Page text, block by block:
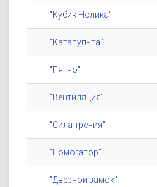
"Кубик Нолика"
"Катапульта"
"Пятно"
"Вентиляция"
"Сила трения"
"Помогатор"
"Дверной замок"